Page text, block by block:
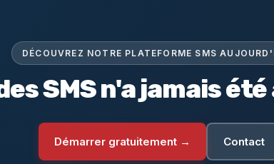
DÉCOUVREZ NOTRE PLATEFORME SMS
SMS n'a jamais
Démarrer gratuitement → Contact